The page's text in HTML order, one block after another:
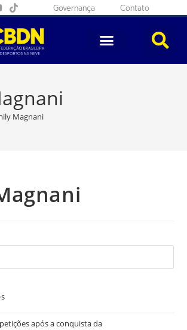
de ferramentas
Governança Contato
Magnani
após a conquista da